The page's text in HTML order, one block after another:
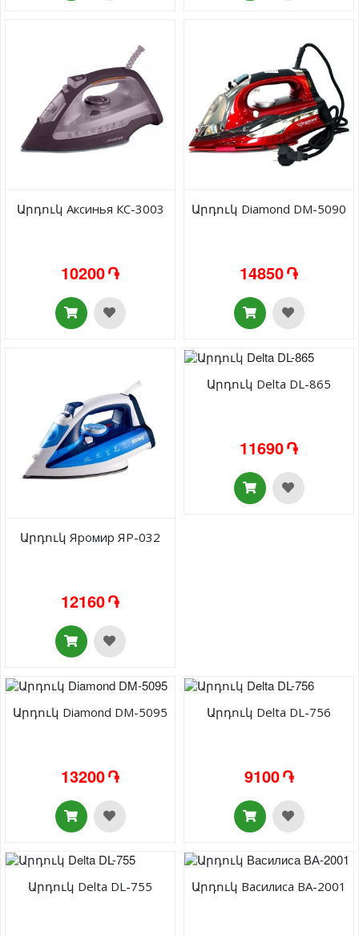
Արդուկ Аксинья КС-3003
10200 ֏
Արդուկ Diamond DM-5090
14850 ֏
Արդուկ Яромир ЯР-032
12160 ֏
Արդուկ Delta DL-865
11690 ֏
Արդուկ Diamond DM-5095
13200 ֏
Արդուկ Delta DL-756
9100 ֏
Արդուկ Delta DL-755 Արդուկ Василиса ВА-2001